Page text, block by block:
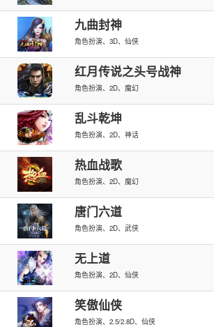
九曲封神
角色扮演、3D、仙侠
红月传说之头号战神
角色扮演、2D、魔幻
乱斗乾坤
角色扮演、2D、神话
热血战歌
角色扮演、2D、魔幻
唐门六道
角色扮演、2D、武侠
无上道
角色扮演、2D、仙侠
笑傲仙侠
角色扮演、2.5/2.8D、仙侠